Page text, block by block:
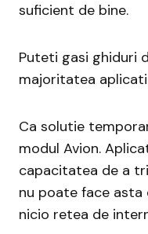
suficient de bine.
Puteti gasi ghiduri
majoritatea
Ca solutie
modul Avion.
capacitatea de a
nu poate face
nicio retea de